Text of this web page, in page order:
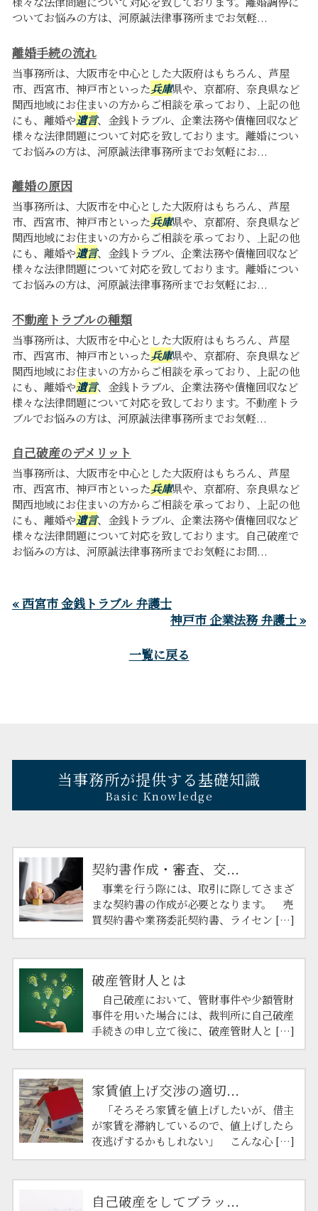
ついてお悩みの方は、河原誠法律事務所までお気軽...
離婚手続の流れ
当事務所は、大阪市を中心とした大阪府はもちろん、芦屋
市、西宮市、神戸市といった兵庫県や、京都府、奈良県など
関西地域にお住まいの方からご相談を承っており、上記の他
にも、離婚や遺言、金銭トラブル、企業法務や債権回収など
様々な法律問題について対応を致しております。離婚につい
てお悩みの方は、河原誠法律事務所までお気軽にお...
離婚の原因
当事務所は、大阪市を中心とした大阪府はもちろん、芦屋
市、西宮市、神戸市といった兵庫県や、京都府、奈良県など
関西地域にお住まいの方からご相談を承っており、上記の他
にも、離婚や遺言、金銭トラブル、企業法務や債権回収など
様々な法律問題について対応を致しております。離婚につい
てお悩みの方は、河原誠法律事務所までお気軽にお...
不動産トラブルの種類
当事務所は、大阪市を中心とした大阪府はもちろん、芦屋
市、西宮市、神戸市といった兵庫県や、京都府、奈良県など
関西地域にお住まいの方からご相談を承っており、上記の他
にも、離婚や遺言、金銭トラブル、企業法務や債権回収など
様々な法律問題について対応を致しております。不動産トラ
ブルでお悩みの方は、河原誠法律事務所までお気軽...
自己破産のデメリット
当事務所は、大阪市を中心とした大阪府はもちろん、芦屋
市、西宮市、神戸市といった兵庫県や、京都府、奈良県など
関西地域にお住まいの方からご相談を承っており、上記の他
にも、離婚や遺言、金銭トラブル、企業法務や債権回収など
様々な法律問題について対応を致しております。自己破産で
お悩みの方は、河原誠法律事務所までお気軽にお問...
« 西宮市 金銭トラブル 弁護士
神戸市 企業法務 弁護士 »
一覧に戻る
当事務所が提供する基礎知識
Basic Knowledge
契約書作成・審査、交...
事業を行う際には、取引に際してさまざ
まな契約書の作成が必要となります。 売
買契約書や業務委託契約書、ライセン […]
破産管財人とは
自己破産において、管財事件や少額管財
事件を用いた場合には、裁判所に自己破産
手続きの申し立て後に、破産管財人と […]
家賃値上げ交渉の適切...
「そろそろ家賃を値上げしたいが、借主
が家賃を滞納しているので、値上げしたら
夜逃げするかもしれない」 こんな心 […]
自己破産をしてブラッ...